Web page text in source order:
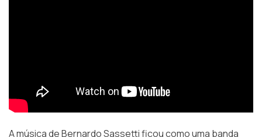
A música de Bernardo Sassetti ficou como uma banda